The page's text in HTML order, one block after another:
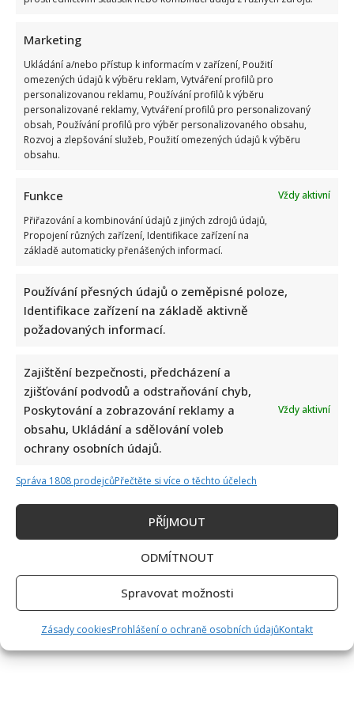
Marketing
Ukládání a/nebo přístup k informacím v zařízení, Použití
omezených údajů k výběru reklam, Vytváření profilů pro
personalizovanou reklamu, Používání profilů k výběru
personalizované reklamy, Vytváření profilů pro personalizovaný
obsah, Používání profilů pro výběr personalizovaného obsahu,
Rozvoj a zlepšování služeb, Použití omezených údajů k výběru
obsahu.
Funkce
Vždy aktivní
Přiřazování a kombinování údajů z jiných zdrojů údajů,
Propojení různých zařízení, Identifikace zařízení na
základě automaticky přenášených informací.
Používání přesných údajů o zeměpisné poloze,
Identifikace zařízení na základě aktivně
požadovaných informací.
Zajištění bezpečnosti, předcházení a
zjišťování podvodů a odstraňování chyb,
Poskytování a zobrazování reklamy a
obsahu, Ukládání a sdělování voleb
ochrany osobních údajů.
Vždy aktivní
Správa 1808 prodejcůPřečtěte si více o těchto účelech
PŘÍJMOUT
ODMÍTNOUT
Spravovat možnosti
Zásady cookiesProhlášení o ochraně osobních údajůKontakt